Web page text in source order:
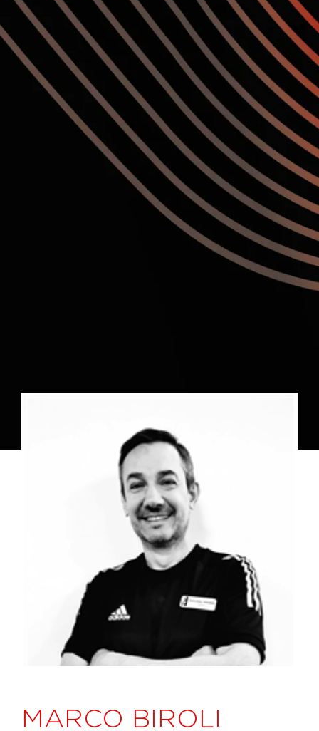
MARCO BIROLI